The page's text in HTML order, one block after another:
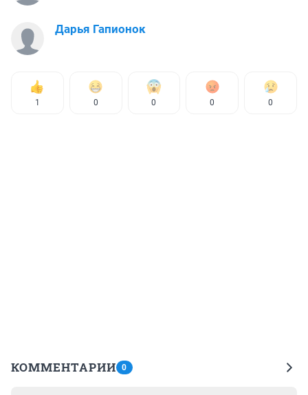
Дарья Гапионок
1 0 0 0 0
КОММЕНТАРИИ 0